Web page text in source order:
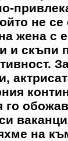
не се
жена с
и скъпи
го
на